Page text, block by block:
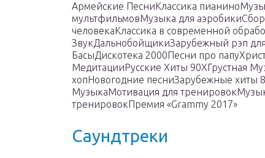
Армейские ПесниКлассика
мультфильмовМузыка для
человекаКлассика в современной
ЗвукДальнобойщикиЗарубежный рэп
БасыДискотека 2000Песни про
МедитацииРусские Хиты 90ХГрустная
хопНовогодние песниЗарубежные хиты
МузыкаМотивация для
тренировокПремия «Grammy 2017»
Саундтреки